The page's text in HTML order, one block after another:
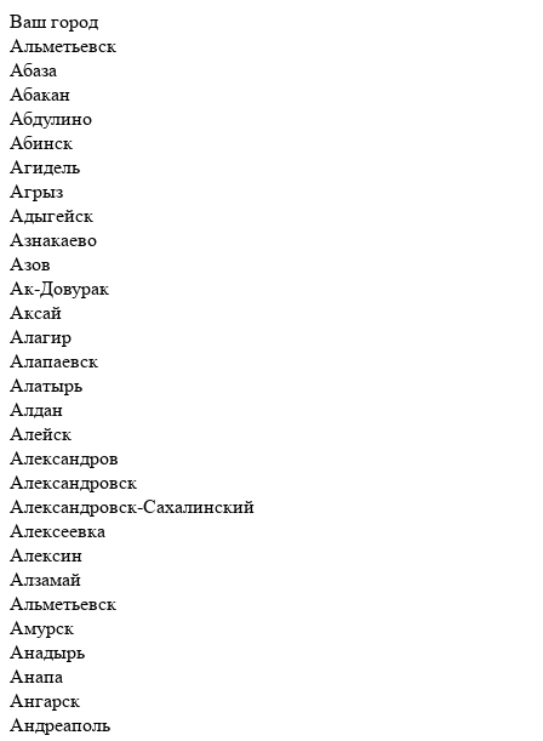
Ваш город
Альметьевск
Абаза
Абакан
Абдулино
Абинск
Агидель
Агрыз
Адыгейск
Азнакаево
Азов
Ак-Довурак
Аксай
Алагир
Алапаевск
Алатырь
Алдан
Алейск
Александров
Александровск
Александровск-Сахалинский
Алексеевка
Алексин
Алзамай
Альметьевск
Амурск
Анадырь
Анапа
Ангарск
Андреаполь